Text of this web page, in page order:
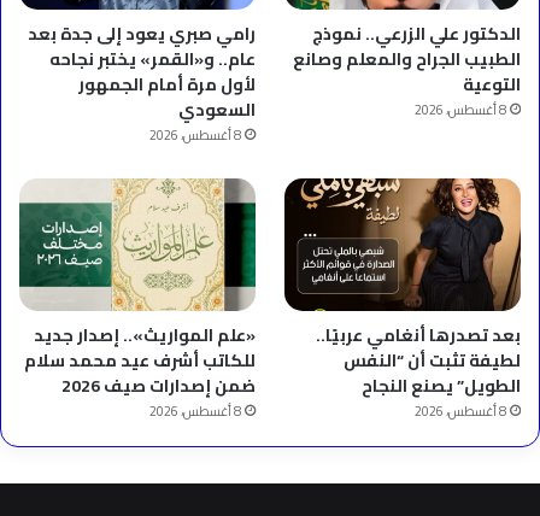
الدكتور علي الزرعي.. نموذج
الطبيب الجراح والمعلم وصانع
التوعية
8 أغسطس، 2026
رامي صبري يعود إلى جدة بعد
عام.. و«القمر» يختبر نجاحه
لأول مرة أمام الجمهور
السعودي
8 أغسطس، 2026
بعد تصدرها أنغامي عربيًا..
لطيفة تثبت أن “النفس
الطويل” يصنع النجاح
8 أغسطس، 2026
«علم المواريث».. إصدار جديد
للكاتب أشرف عيد محمد سلام
ضمن إصدارات صيف 2026
8 أغسطس، 2026